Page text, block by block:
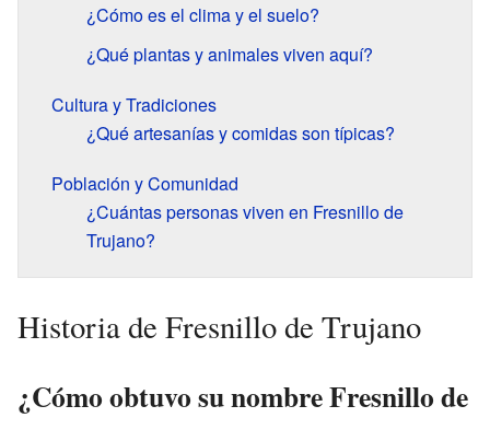
¿Cómo es el clima y el suelo?
¿Qué plantas y animales viven aquí?
Cultura y Tradiciones
¿Qué artesanías y comidas son típicas?
Población y Comunidad
¿Cuántas personas viven en Fresnillo de
Trujano?
Historia de Fresnillo de Trujano
¿Cómo obtuvo su nombre Fresnillo de